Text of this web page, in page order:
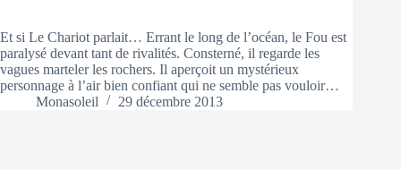
Et si Le Chariot parlait… Errant le long de l’océan, le Fou est
paralysé devant tant de rivalités. Consterné, il regarde les
vagues marteler les rochers. Il aperçoit un mystérieux
personnage à l’air bien confiant qui ne semble pas vouloir…
Monasoleil
29 décembre 2013